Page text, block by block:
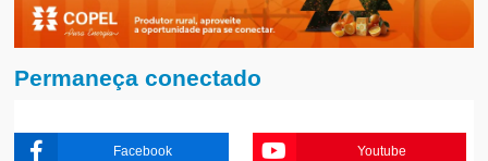
Permaneça conectado
Facebook Youtube